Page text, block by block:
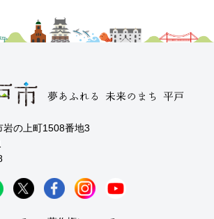
の上町1508番地3